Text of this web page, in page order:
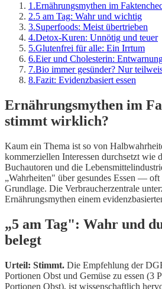
1 .Ernährungsmythen im
2.5 am Tag: Wahr und wichtig
3.Superfoods: Meist übertrieben
4.Detox-Kuren: Unnötig und teuer
5.Glutenfrei für alle: Ein Irrtum
6.Eier und Cholesterin:
7.Bio immer gesünder? Nur
8.Fazit: Evidenzbasiert essen
Ernährungsmythen im
stimmt wirklich?
Kaum ein Thema ist so von
kommerziellen Interessen durchsetzt wie
Buchautoren und die
„Wahrheiten" über gesundes Essen —
Grundlage. Die Verbraucherzentrale
Ernährungsmythen einem
„5 am Tag": Wahr und
belegt
Urteil: Stimmt. Die Empfehlung der
Portionen Obst und Gemüse zu essen (3
Portionen Obst), ist wissenschaftlich